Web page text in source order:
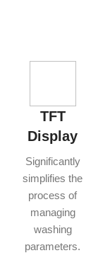
TFT
Display
Significantly
simplifies the
process of
managing
washing
parameters.